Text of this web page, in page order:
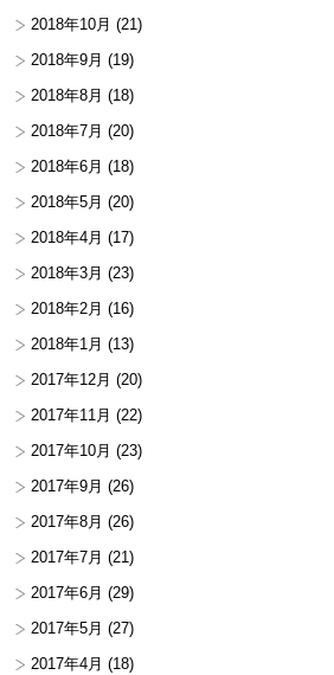
2018年10月 (21)
2018年9月 (19)
2018年8月 (18)
2018年7月 (20)
2018年6月 (18)
2018年5月 (20)
2018年4月 (17)
2018年3月 (23)
2018年2月 (16)
2018年1月 (13)
2017年12月 (20)
2017年11月 (22)
2017年10月 (23)
2017年9月 (26)
2017年8月 (26)
2017年7月 (21)
2017年6月 (29)
2017年5月 (27)
2017年4月 (18)